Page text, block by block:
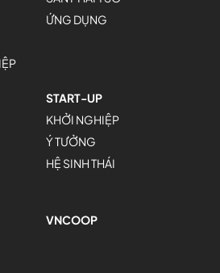
ỨNG DỤNG
START-UP
KHỞI NGHIỆP
Ý TƯỞNG
HỆ SINH THÁI
VNCOOP